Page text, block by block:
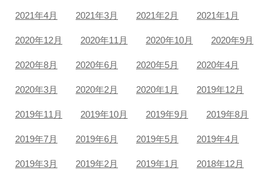
2021年4月 2021年3月 2021年2月 2021年1月
2020年12月 2020年11月 2020年10月 2020年9月
2020年8月 2020年6月 2020年5月 2020年4月
2020年3月 2020年2月 2020年1月 2019年12月
2019年11月 2019年10月 2019年9月 2019年8月
2019年7月 2019年6月 2019年5月 2019年4月
2019年3月 2019年2月 2019年1月 2018年12月